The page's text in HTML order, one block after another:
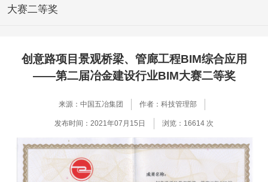
大赛二等奖
创意路项目景观桥梁、管廊工程BIM综合应用
——第二届冶金建设行业BIM大赛二等奖
来源：中国五冶集团 作者：科技管理部
发布时间：2021年07月15日 浏览：16614 次